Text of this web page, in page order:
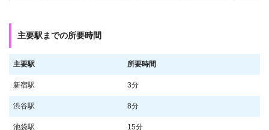
主要駅までの所要時間
主要駅 所要時間
新宿駅 3分
渋谷駅 8分
池袋駅 15分